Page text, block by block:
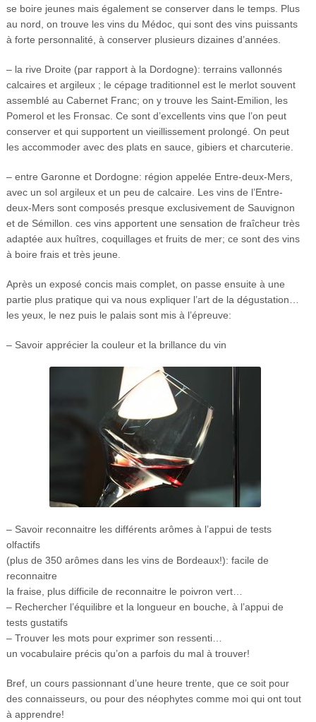
se boire jeunes mais également se conserver dans le temps. Plus
au nord, on trouve les vins du Médoc, qui sont des vins puissants
à forte personnalité, à conserver plusieurs dizaines d’années.
– la rive Droite (par rapport à la Dordogne): terrains vallonnés
calcaires et argileux ; le cépage traditionnel est le merlot souvent
assemblé au Cabernet Franc; on y trouve les Saint-Emilion, les
Pomerol et les Fronsac. Ce sont d’excellents vins que l’on peut
conserver et qui supportent un vieillissement prolongé. On peut
les accommoder avec des plats en sauce, gibiers et charcuterie.
– entre Garonne et Dordogne: région appelée Entre-deux-Mers,
avec un sol argileux et un peu de calcaire. Les vins de l’Entre-
deux-Mers sont composés presque exclusivement de Sauvignon
et de Sémillon. ces vins apportent une sensation de fraîcheur très
adaptée aux huîtres, coquillages et fruits de mer; ce sont des vins
à boire frais et très jeune.
Après un exposé concis mais complet, on passe ensuite à une
partie plus pratique qui va nous expliquer l’art de la dégustation…
les yeux, le nez puis le palais sont mis à l’épreuve:
– Savoir apprécier la couleur et la brillance du vin
– Savoir reconnaitre les différents arômes à l’appui de tests
olfactifs
(plus de 350 arômes dans les vins de Bordeaux!): facile de
reconnaitre
la fraise, plus difficile de reconnaitre le poivron vert…
– Rechercher l’équilibre et la longueur en bouche, à l’appui de
tests gustatifs
– Trouver les mots pour exprimer son ressenti…
un vocabulaire précis qu’on a parfois du mal à trouver!
Bref, un cours passionnant d’une heure trente, que ce soit pour
des connaisseurs, ou pour des néophytes comme moi qui ont tout
à apprendre!